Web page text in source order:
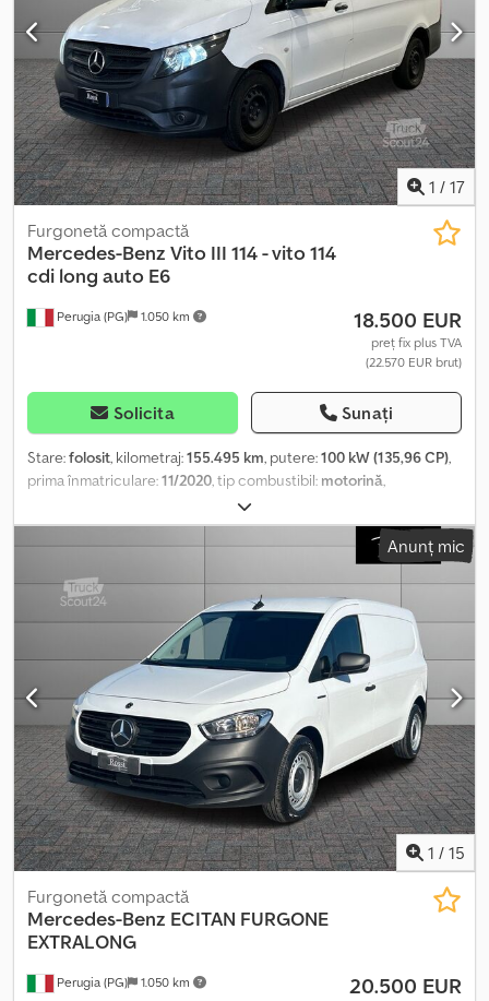
1 / 17
Perugia (PG) 1.050 km
Furgonetă compactă
Mercedes-Benz Vito III 114 - vito 114
cdi long auto E6
18.500 EUR
preț fix plus TVA
(22.570 EUR brut)
Solicita Sunați
Stare:folosit, kilometraj:155.495 km, putere:100 kW (135,96 CP),
prima înmatriculare:11/2020 , tip combustibil: motorină
alb, tip de angrenaj:
de emisii:Euro 6, suspensie:oțel, număr de locuri:3, Dotări:aer
condiționat, servodirecție, Informațiile prezentate nu constituie
Anunț mic
1 / 15
Perugia (PG) 1.050 km
Furgonetă compactă
Mercedes-Benz ECITAN FURGONE
EXTRALONG
20.500 EUR